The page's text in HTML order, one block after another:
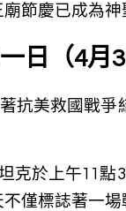
節慶已成為
日（4月
抗美救國戰
克於上午11
僅標誌著一